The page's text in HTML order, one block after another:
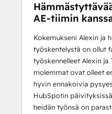
AE-tiimin
Kokemukseni Alexin ja
työskentelystä on ollut
työskennelleet Alexin ja
molemmat ovat olleet
hyvin ennakoivia
HubSpotin
heidän työnsä on